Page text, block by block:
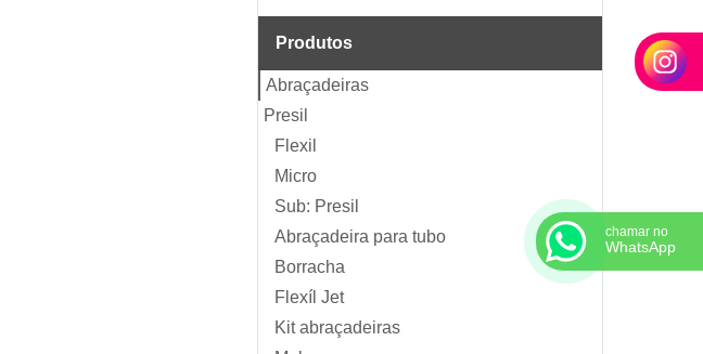
Produtos
Abraçadeiras
Presil
Flexil
Micro
Sub: Presil
Abraçadeira para tubo
Borracha
Flexíl Jet
Kit abraçadeiras
chamar no
WhatsApp